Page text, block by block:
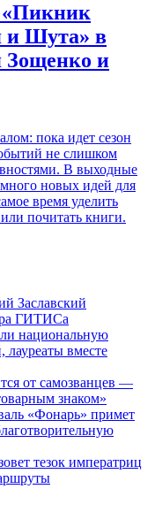
«Пикник
и Шута» в
Зощенко и
пока идет сезон
не слишком
В выходные
новых идей для
время уделить
почитать книги.
Заславский
ГИТИСа
национальную
вместе
от самозванцев —
знаком»
«Фонарь» примет
тезок императриц